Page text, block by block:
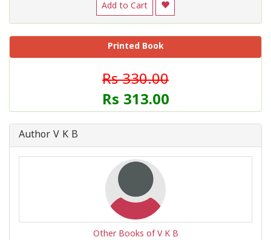
Add to Cart
Printed Book
Rs 330.00
Rs 313.00
Author V K B
Other Books of V K B